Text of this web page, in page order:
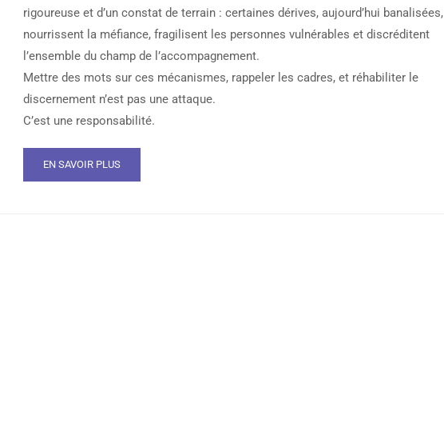
rigoureuse et d’un constat de terrain : certaines dérives, aujourd’hui banalisées,
nourrissent la méfiance, fragilisent les personnes vulnérables et discréditent
l’ensemble du champ de l’accompagnement.
Mettre des mots sur ces mécanismes, rappeler les cadres, et réhabiliter le
discernement n’est pas une attaque.
C’est une responsabilité.
EN SAVOIR PLUS